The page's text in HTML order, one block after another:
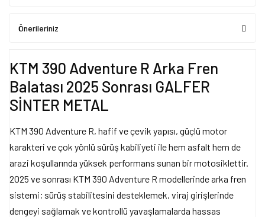
Önerileriniz
KTM 390 Adventure R Arka Fren
Balatası 2025 Sonrası GALFER
SİNTER METAL
KTM 390 Adventure R, hafif ve çevik yapısı, güçlü motor
karakteri ve çok yönlü sürüş kabiliyeti ile hem asfalt hem de
arazi koşullarında yüksek performans sunan bir motosiklettir.
2025 ve sonrası KTM 390 Adventure R modellerinde arka fren
sistemi; sürüş stabilitesini desteklemek, viraj girişlerinde
dengeyi sağlamak ve kontrollü yavaşlamalarda hassas